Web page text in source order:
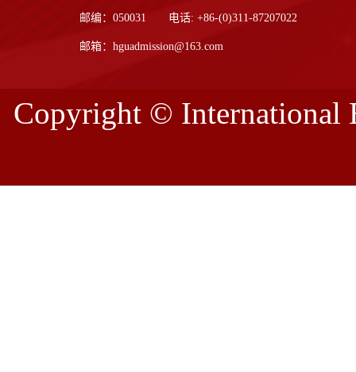
邮编：050031 电话: +86-(0)311-87207022
邮箱：hguadmission@163.com
Copyright © International